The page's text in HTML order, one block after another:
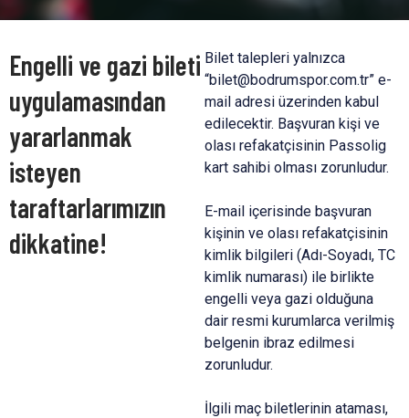
Engelli ve gazi bileti
uygulamasından
yararlanmak
isteyen
taraftarlarımızın
dikkatine!
Bilet talepleri yalnızca
“bilet@bodrumspor.com.tr” e-
mail adresi üzerinden kabul
edilecektir. Başvuran kişi ve
olası refakatçisinin Passolig
kart sahibi olması zorunludur.
E-mail içerisinde başvuran
kişinin ve olası refakatçisinin
kimlik bilgileri (Adı-Soyadı, TC
kimlik numarası) ile birlikte
engelli veya gazi olduğuna
dair resmi kurumlarca verilmiş
belgenin ibraz edilmesi
zorunludur.
İlgili maç biletlerinin ataması,